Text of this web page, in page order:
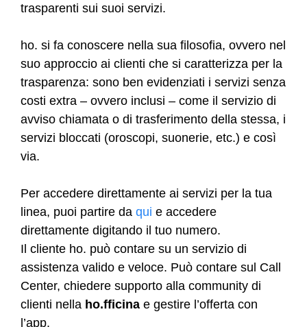
trasparenti sui suoi servizi.
ho. si fa conoscere nella sua filosofia, ovvero nel
suo approccio ai clienti che si caratterizza per la
trasparenza: sono ben evidenziati i servizi senza
costi extra – ovvero inclusi – come il servizio di
avviso chiamata o di trasferimento della stessa, i
servizi bloccati (oroscopi, suonerie, etc.) e così
via.
Per accedere direttamente ai servizi per la tua
linea, puoi partire da qui e accedere
direttamente digitando il tuo numero.
Il cliente ho. può contare su un servizio di
assistenza valido e veloce. Può contare sul Call
Center, chiedere supporto alla community di
clienti nella ho.fficina e gestire l’offerta con
l’app.